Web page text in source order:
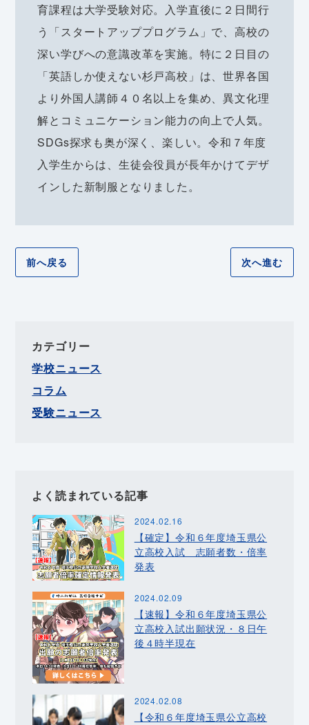
育課程は大学受験対応。入学直後に２日間行
う「スタートアッププログラム」で、高校の
深い学びへの意識改革を実施。特に２日目の
「英語しか使えない杉戸高校」は、世界各国
より外国人講師４０名以上を集め、異文化理
解とコミュニケーション能力の向上で人気。
SDGs探求も奥が深く、楽しい。令和７年度
入学生からは、生徒会役員が長年かけてデザ
インした新制服となりました。
前へ戻る 次へ進む
カテゴリー
学校ニュース
コラム
受験ニュース
よく読まれている記事
2024.02.16
【確定】令和６年度埼玉県公
立高校入試 志願者数・倍率
発表
2024.02.09
【速報】令和６年度埼玉県公
立高校入試出願状況・８日午
後４時半現在
2024.02.08
【令和６年度埼玉県公立高校